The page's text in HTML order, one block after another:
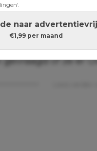
naar advertentievrij
€1,99 per maand
is overleden, zij
wordt er in de
maar die
lastig.” Ze
gevraagd of ze er